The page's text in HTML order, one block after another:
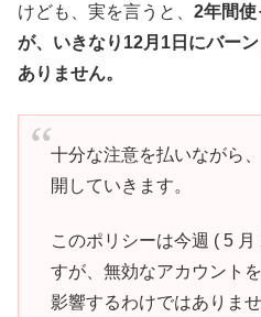
けども、実を言うと、 2年間使
が、いきなり12月1日にバー
ありません。
十分な注意を払いながら
開していきます。
このポリシーは今週 ( 5
すが、無効なアカウント
影響するわけではありま